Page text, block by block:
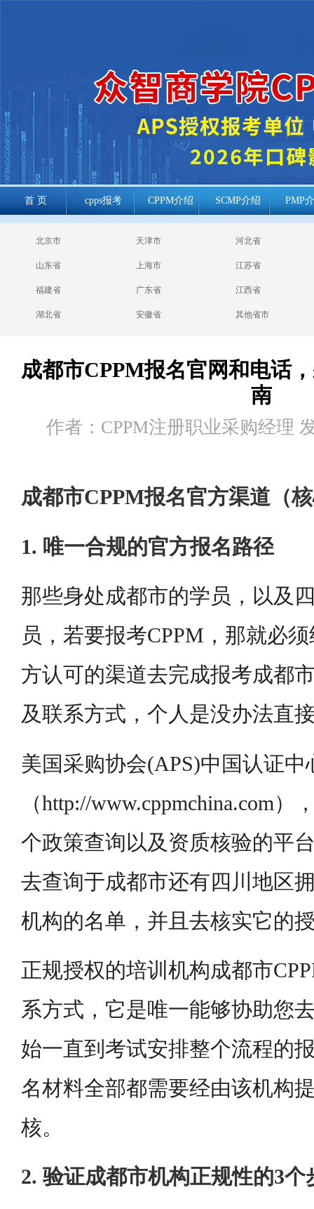
首 页 cpps报考 CPPM介绍 SCMP介绍 PMP
cppm报考常见
问题
北京市 天津市 河北省
山东省 上海市 江苏省
福建省 广东省 江西省
湖北省 安徽省 其他省市
成都市CPPM报名官网和电话
南
作者：CPPM注册职业采购经理
成都市CPPM报名官方渠道（
1. 唯一合规的官方报名路径
那些身处成都市的学员，以及
员，若要报考CPPM，那就必
方认可的渠道去完成报考成都
及联系方式，个人是没办法直
美国采购协会(APS)中国认证中
（http://www.cppmchina.com
个政策查询以及资质核验的平
去查询于成都市还有四川地区
机构的名单，并且去核实它的
正规授权的培训机构成都市
系方式，它是唯一能够协助您
始一直到考试安排整个流程的
名材料全部都需要经由该机构
核。
2. 验证成都市机构正规性的3个